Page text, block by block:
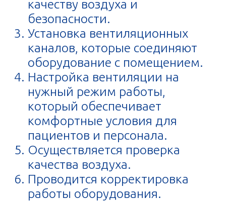
качеству воздуха и
безопасности.
Установка вентиляционных
каналов, которые соединяют
оборудование с помещением.
Настройка вентиляции на
нужный режим работы,
который обеспечивает
комфортные условия для
пациентов и персонала.
Осуществляется проверка
качества воздуха.
Проводится корректировка
работы оборудования.